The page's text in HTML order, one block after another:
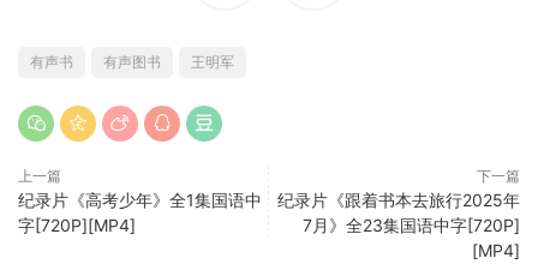
有声书 有声图书 王明军
上一篇
纪录片《高考少年》全1集国语中
字[720P][MP4]
下一篇
纪录片《跟着书本去旅行2025年
7月》全23集国语中字[720P]
[MP4]